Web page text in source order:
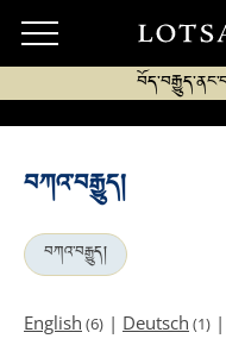
བཀའ་བརྒྱུད།
བཀའ་བརྒྱུད།
English (6) | Deutsch (1) |